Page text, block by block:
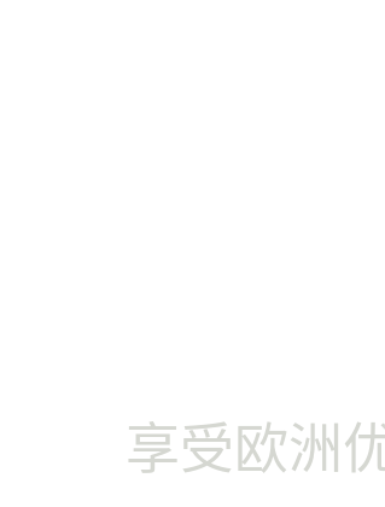
享受欧洲